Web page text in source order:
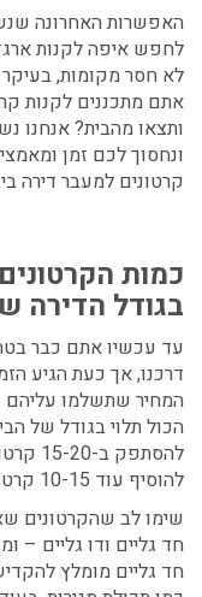
האפשרות האחרונה
לחפש איפה לקנות
לא חסר מקומות, בעיקר
אתם מתכננים לקנות
ותצאו מהבית? אנחנו
ונחסוך לכם זמן
קרטונים למעבר דירה
כמות
בגודל הדירה
עד עכשיו אתם כבר
דרכנו, אך כעת הגיע
המחיר שתשלמו עליהם
הכול תלוי בגודל של
להוסיף עוד 10-15 קרטונים לכל חדר למשוואה.
חד גליים ודו גליים –
חד גליים מומלץ